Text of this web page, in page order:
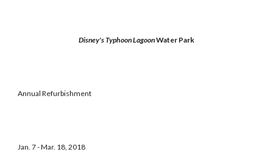
Disney's Typhoon LagoonWater Park
Annual Refurbishment
Jan. 7 - Mar. 18, 2018